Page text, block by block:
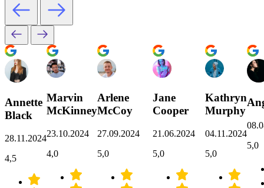
Annette
Black
28.11.2024
4,5
Marvin
McKinney
23.10.2024
4,0
Arlene
McCoy
27.09.2024
5,0
Jane
Cooper
21.06.2024
5,0
Kathryn
Murphy
04.11.2024
5,0
5,0